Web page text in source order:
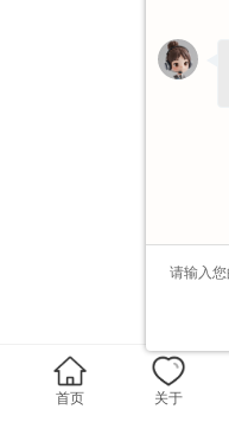
首页 关于